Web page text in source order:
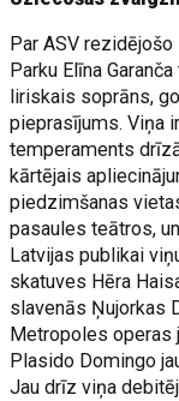
Par ASV
Parku Elīna
liriskais soprāns,
pieprasījums. Viņa
temperaments
kārtējais
piedzimšanas
pasaules teātros,
Latvijas publikai
skatuves Hēra
slavenās Ņujorkas
Metropoles operas
Plasido Domingo
Jau drīz viņa